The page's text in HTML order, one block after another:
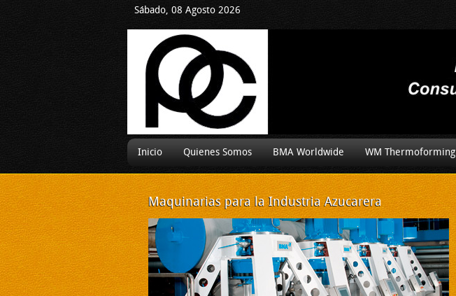
Sábado, 08 Agosto 2026
Inicio Quienes Somos BMA Worldwide WM Thermoforming
Maquinariaspara la Industria Azucarera